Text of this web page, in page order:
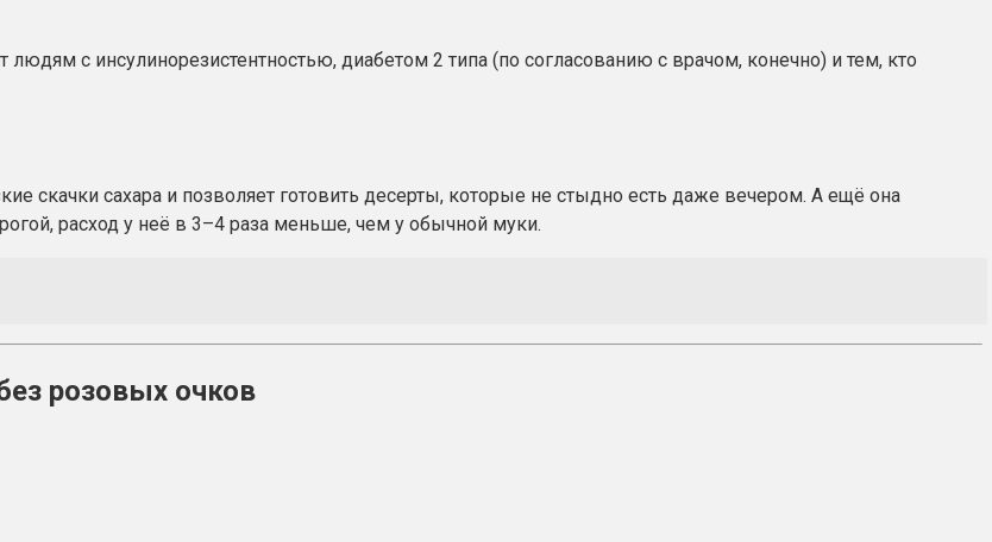
с инсулинорезистентностью, диабетом 2 типа (по согласованию с врачом, конечно) и тем, кто
скачки сахара и позволяет готовить десерты, которые не стыдно есть даже вечером. А ещё она
расход у неё в 3–4 раза меньше, чем у обычной муки.
розовых очков